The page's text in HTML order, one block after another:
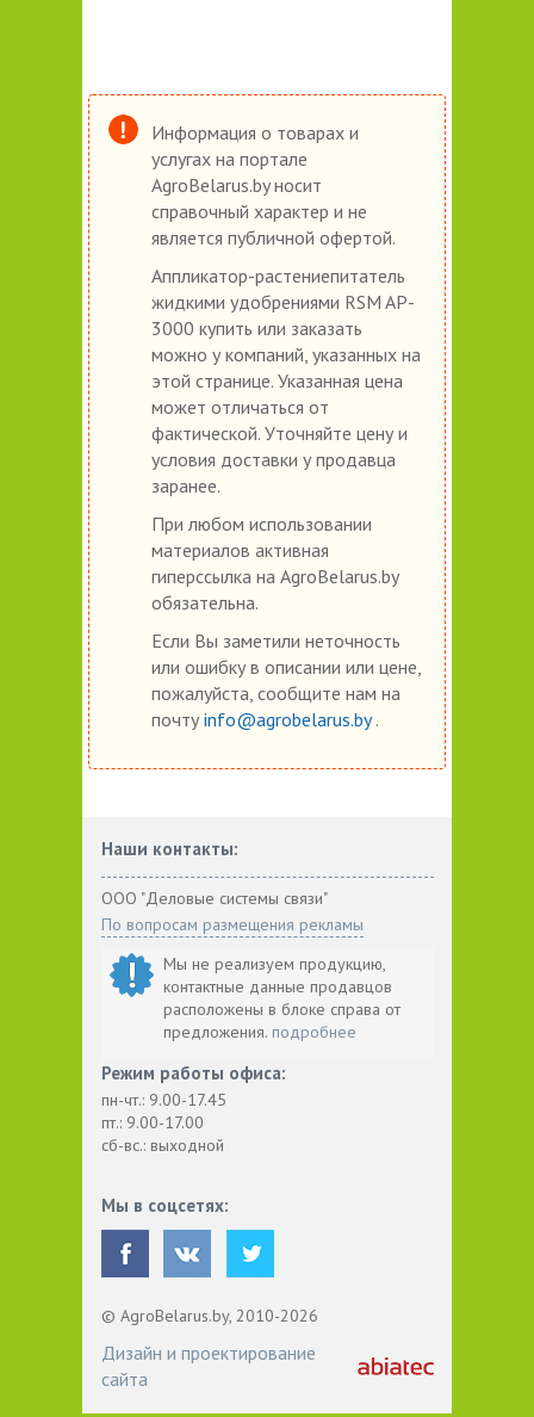
Информация о товарах и
услугах на портале
AgroBelarus.by носит
справочный характер и не
является публичной офертой.
Аппликатор-растениепитатель
жидкими удобрениями RSM AP-
3000 купить или заказать
можно у компаний, указанных на
этой странице. Указанная цена
может отличаться от
фактической. Уточняйте цену и
условия доставки у продавца
заранее.
При любом использовании
материалов активная
гиперссылка на AgroBelarus.by
обязательна.
Если Вы заметили неточность
или ошибку в описании или цене,
пожалуйста, сообщите нам на
почту info@agrobelarus.by.
Наши контакты:
ООО "Деловые системы связи"
По вопросам размещения рекламы
Мы не реализуем продукцию,
контактные данные продавцов
расположены в блоке справа от
предложения. подробнее
Режим работы офиса:
пн-чт.: 9.00-17.45
пт.: 9.00-17.00
сб-вс.: выходной
Мы в соцсетях:
© AgroBelarus.by, 2010-2026
Дизайн и проектирование
сайта